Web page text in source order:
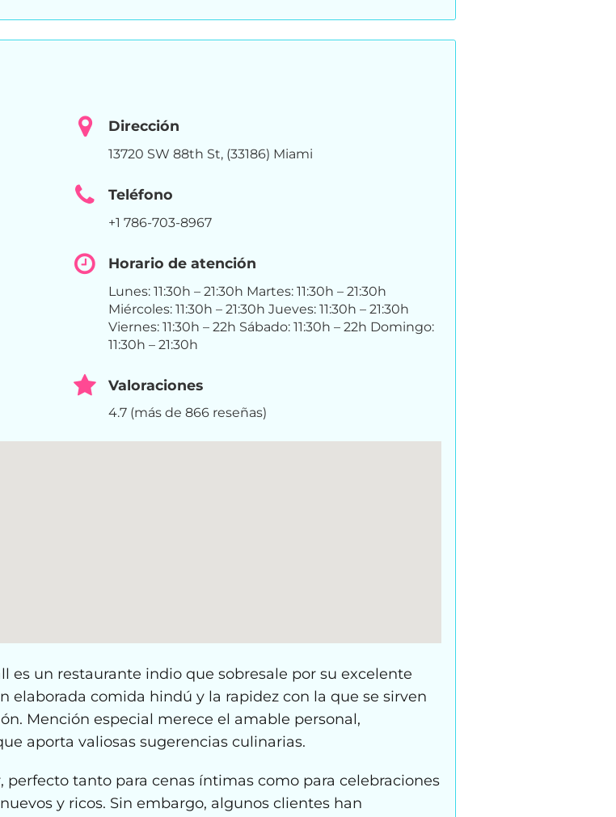
Dirección
13720 SW 88th St, (33186) Miami
Teléfono
+1 786-703-8967
Horario de atención
Lunes: 11:30h – 21:30h Martes: 11:30h – 21:30h
Miércoles: 11:30h – 21:30h Jueves: 11:30h – 21:30h
Viernes: 11:30h – 22h Sábado: 11:30h – 22h Domingo:
11:30h – 21:30h
Valoraciones
4.7 (más de 866 reseñas)
es un restaurante indio que sobresale por su excelente
elaborada comida hindú y la rapidez con la que se sirven
Mención especial merece el amable personal,
aporta valiosas sugerencias culinarias.
tanto para cenas íntimas como para celebraciones
y ricos. Sin embargo, algunos clientes han